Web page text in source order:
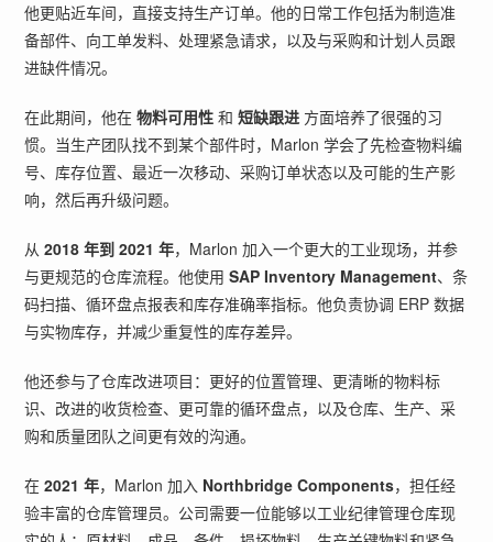
他更贴近车间，直接支持生产订单。他的日常工作包括为制造准
备部件、向工单发料、处理紧急请求，以及与采购和计划人员跟
进缺件情况。
在此期间，他在物料可用性 和短缺跟进 方面培养了很强的习
惯。当生产团队找不到某个部件时，Marlon 学会了先检查物料编
号、库存位置、最近一次移动、采购订单状态以及可能的生产影
响，然后再升级问题。
从2018 年到 2021 年，Marlon 加入一个更大的工业现场，并参
与更规范的仓库流程。他使用SAP Inventory Management、条
码扫描、循环盘点报表和库存准确率指标。他负责协调 ERP 数据
与实物库存，并减少重复性的库存差异。
他还参与了仓库改进项目：更好的位置管理、更清晰的物料标
识、改进的收货检查、更可靠的循环盘点，以及仓库、生产、采
购和质量团队之间更有效的沟通。
在2021 年，Marlon 加入 Northbridge Components，担任经
验丰富的仓库管理员。公司需要一位能够以工业纪律管理仓库现